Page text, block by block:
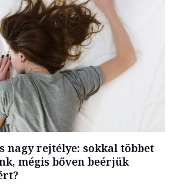
nagy rejtélye: sokkal többet
mégis bőven beérjük